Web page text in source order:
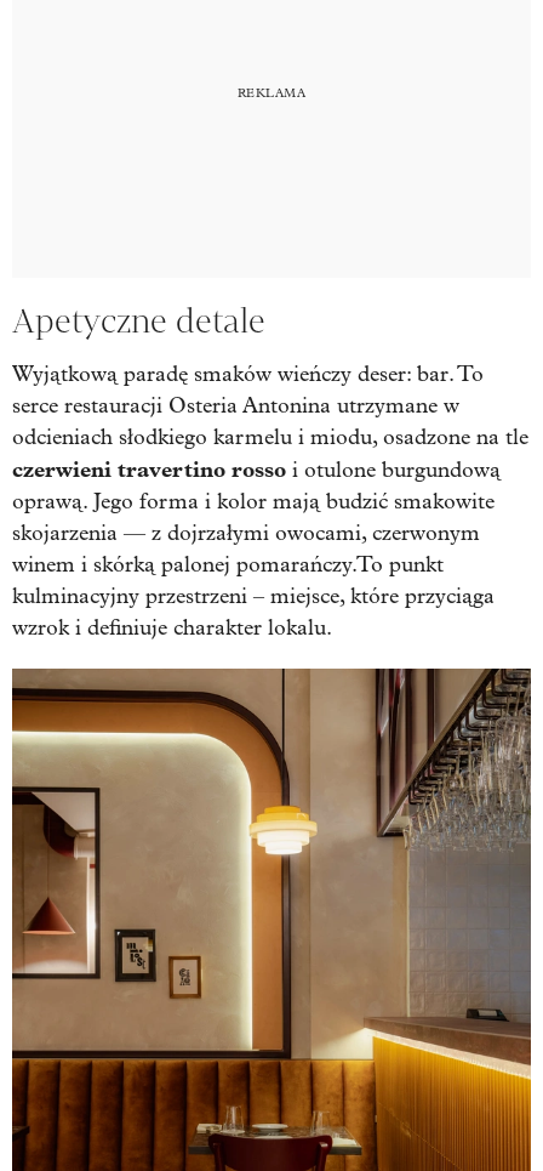
Apetyczne detale
Wyjątkową paradę smaków wieńczy deser: bar. To
serce restauracji Osteria Antonina utrzymane w
odcieniach słodkiego karmelu i miodu, osadzone na tle
czerwieni travertino rosso i otulone burgundową
oprawą. Jego forma i kolor mają budzić smakowite
skojarzenia — z dojrzałymi owocami, czerwonym
winem i skórką palonej pomarańczy. To punkt
kulminacyjny przestrzeni – miejsce, które przyciąga
wzrok i definiuje charakter lokalu.